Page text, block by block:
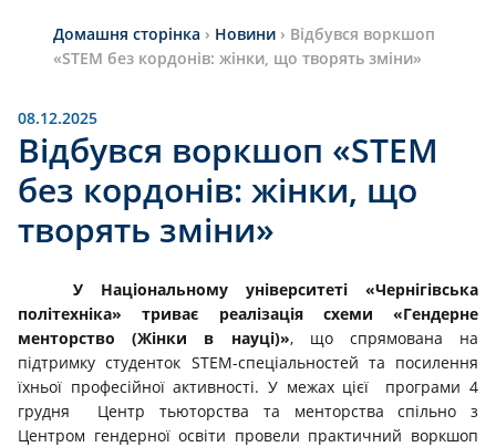
Домашня сторінка › Новини › Відбувся воркшоп
«STEM без кордонів: жінки, що творять зміни»
08.12.2025
Відбувся воркшоп «STEM
без кордонів: жінки, що
творять зміни»
У Національному університеті «Чернігівська
політехніка» триває реалізація
схеми «Гендерне
менторство
(Жінки в науці)», що спрямована на
підтримку студенток STEM-спеціальностей та посилення
їхньої професійної активності. У межах цієї програми 4
грудня Центр тьюторства та менторства спільно з
Центром гендерної освіти провели практичний воркшоп